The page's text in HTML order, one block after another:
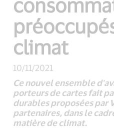
climat
10/11/2021
Ce nouvel ensemble
porteurs de cartes fait
durables proposées par
partenaires, dans le
matière de climat.